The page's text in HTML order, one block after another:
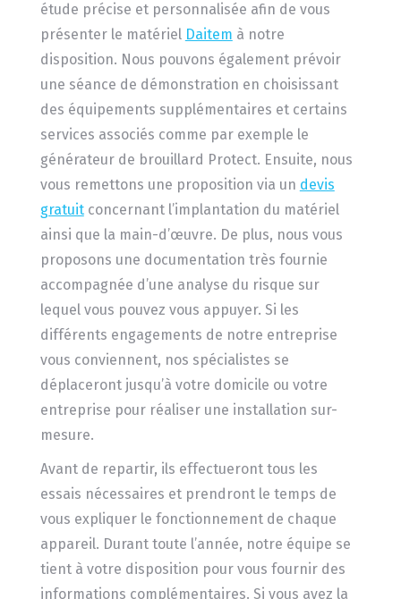
étude précise et personnalisée afin de vous
présenter le matériel Daitem à notre
disposition. Nous pouvons également prévoir
une séance de démonstration en choisissant
des équipements supplémentaires et certains
services associés comme par exemple le
générateur de brouillard Protect. Ensuite, nous
vous remettons une proposition via un devis
gratuitconcernant l’implantation du matériel
ainsi que la main-d’œuvre. De plus, nous vous
proposons une documentation très fournie
accompagnée d’une analyse du risque sur
lequel vous pouvez vous appuyer. Si les
différents engagements de notre entreprise
vous conviennent, nos spécialistes se
déplaceront jusqu’à votre domicile ou votre
entreprise pour réaliser une installation sur-
mesure.
Avant de repartir, ils effectueront tous les
essais nécessaires et prendront le temps de
vous expliquer le fonctionnement de chaque
appareil. Durant toute l’année, notre équipe se
tient à votre disposition pour vous fournir des
informations complémentaires. Si vous avez la